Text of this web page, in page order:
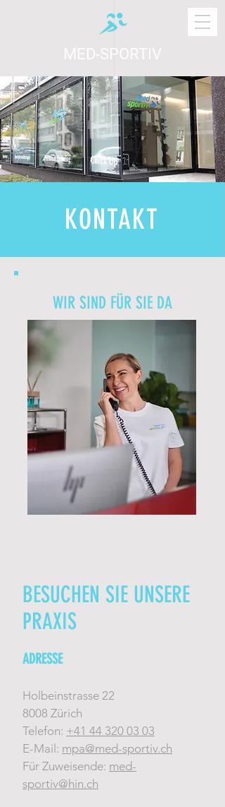
MED-SPORTIV
KONTAKT
WIR SIND FÜR SIE DA
BESUCHEN SIE UNSERE
PRAXIS
ADRESSE
Holbeinstrasse 22
8008 Zürich
Telefon: +41 44 320 03 03
E-Mail: mpa@med-sportiv.ch
Für Zuweisende: med-
sportiv@hin.ch